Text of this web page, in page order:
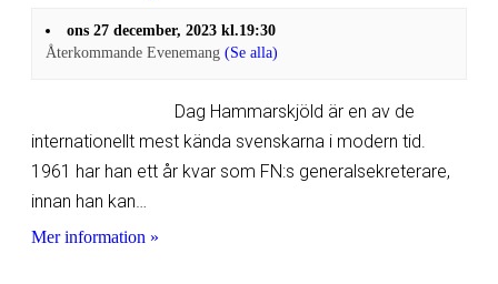
ons 27 december, 2023 kl.19:30
Återkommande Evenemang (Se alla)
Dag Hammarskjöld är en av de
internationellt mest kända svenskarna i modern tid.
1961 har han ett år kvar som FN:s generalsekreterare,
innan han kan…
Mer information »